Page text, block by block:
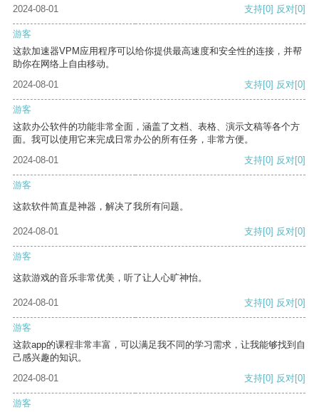
2024-08-01 支持[0] 反对[0]
游客
这款加速器VPM应用程序可以给你提供最高速度和安全性的连接，并帮
助你在网络上自由移动。
2024-08-01
支持[0] 反对[0]
游客
这款办公软件的功能非常全面，涵盖了文档、表格、演示文稿等各个方
面。我可以使用它来完成日常办公的所有任务，非常方便。
2024-08-01
支持[0] 反对[0]
游客
这款软件简直是神器，解决了我所有问题。
2024-08-01 支持[0] 反对[0]
游客
这款游戏的音乐非常优美，听了让人心旷神怡。
2024-08-01 支持[0] 反对[0]
游客
这款app的课程非常丰富，可以满足我不同的学习需求，让我能够找到自
己感兴趣的知识。
2024-08-01
支持[0] 反对[0]
游客